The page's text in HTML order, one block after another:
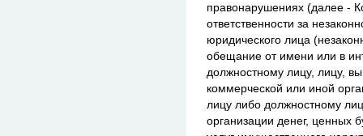
правонарушениях (далее -
ответственности за
юридического лица
обещание от имени или в
должностному лицу, лицу,
коммерческой или иной
лицу либо должностному
организации денег, ценных